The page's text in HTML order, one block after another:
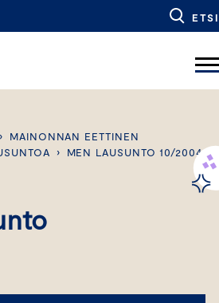
ETSI
›
MAINONNAN EETTINEN
› MEN LAUSUNTO 10/2004